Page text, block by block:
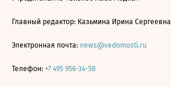
Главный редактор: Казьмина Ирина Сергеевна
Электронная почта: news@vedomosti.ru
Телефон: +7 495 956-34-58